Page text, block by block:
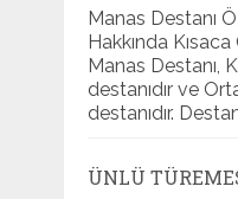
Manas Destanı
Hakkında
Manas Destanı,
destanıdır ve
destanıdır.
ÜNLÜ